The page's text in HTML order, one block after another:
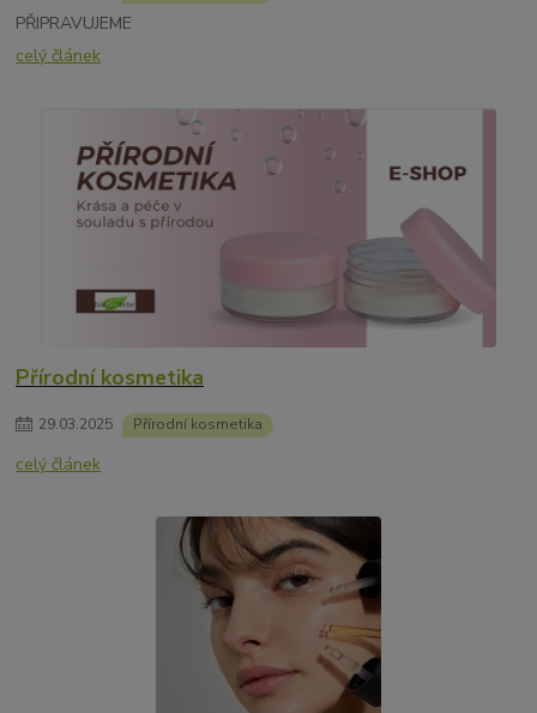
PŘIPRAVUJEME
celý článek
Přírodní kosmetika
29.03.2025 Přírodní kosmetika
celý článek